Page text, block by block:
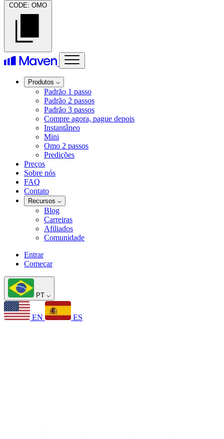
CODE: OMO
Produtos
Padrão 1 passo
Padrão 2 passos
Padrão 3 passos
Compre agora, pague depois
Instantâneo
Mini
Omo 2 passos
Predições
Preços
Sobre nós
FAQ
Contato
Recursos
Blog
Carreiras
Afiliados
Comunidade
Entrar
Começar
PT
EN ES